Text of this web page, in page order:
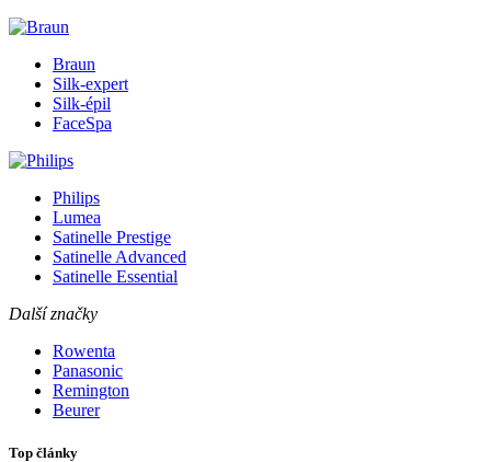
Braun
Silk-expert
Silk-épil
FaceSpa
Philips
Lumea
Satinelle Prestige
Satinelle Advanced
Satinelle Essential
Další značky
Rowenta
Panasonic
Remington
Beurer
Top články